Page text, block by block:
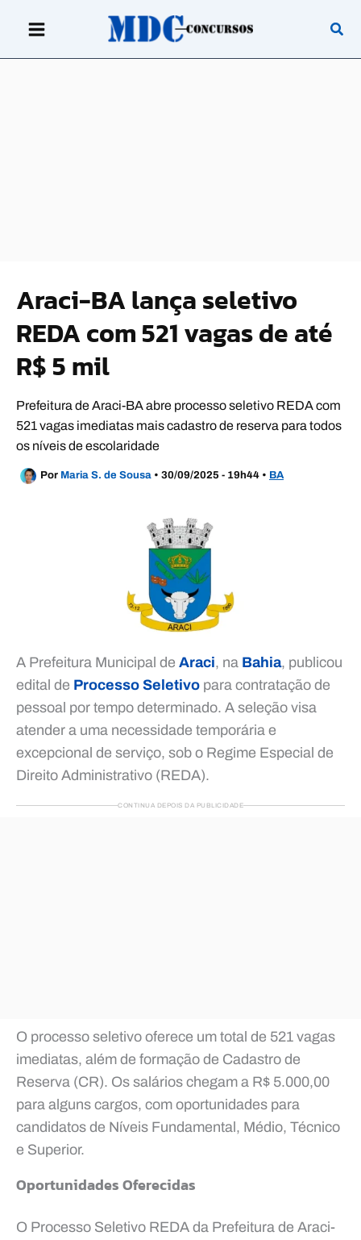
Araci-BA lança seletivo
REDA com 521 vagas de até
R$ 5 mil
Prefeitura de Araci-BA abre processo seletivo REDA com
521 vagas imediatas mais cadastro de reserva para todos
os níveis de escolaridade
Por Maria S. de Sousa • 30/09/2025 - 19h44 • BA
A Prefeitura Municipal de Araci, na Bahia, publicou
edital de Processo Seletivo para contratação de
pessoal por tempo determinado. A seleção visa
atender a uma necessidade temporária e
excepcional de serviço, sob o Regime Especial de
Direito Administrativo (REDA).
CONTINUA DEPOIS DA PUBLICIDADE
O processo seletivo oferece um total de 521 vagas
imediatas, além de formação de Cadastro de
Reserva (CR). Os salários chegam a R$ 5.000,00
para alguns cargos, com oportunidades para
candidatos de Níveis Fundamental, Médio, Técnico
e Superior.
Oportunidades Oferecidas
O Processo Seletivo REDA da Prefeitura de Araci-